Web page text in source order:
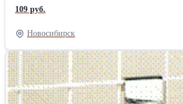
109 руб.
Новосибирск